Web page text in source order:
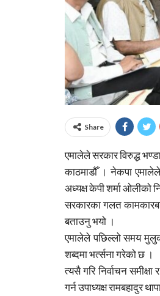
Share
एमालेले सरकार विरुद्ध
काठमाडौँ । नेकपा
अध्यक्ष केपी शर्मा ओलीको
सरकारका गलत
बताउनु भयो ।
एमालेले पछिल्लो समय
शब्दमा भर्त्सना गरेको छ ।
त्यसै गरि निर्वाचन
गर्न उपाध्यक्ष रामबहादुर